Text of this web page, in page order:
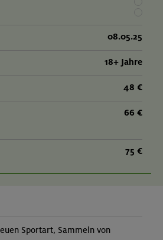
08.05.25
18+ Jahre
48 €
66 €
75 €
Sportart, Sammeln von